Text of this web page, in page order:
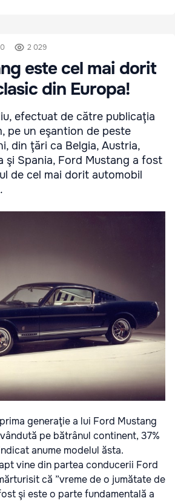
2 029
este cel mai dorit
din Europa!
efectuat de către publicaţia
pe un eşantion de peste
din ţări ca Belgia, Austria,
şi Spania, Ford Mustang a fost
de cel mai dorit automobil
generaţie a lui Ford Mustang
pe bătrânul continent, 37%
anume modelul ăsta.
vine din partea conducerii Ford
că ”vreme de o jumătate de
şi este o parte fundamentală a